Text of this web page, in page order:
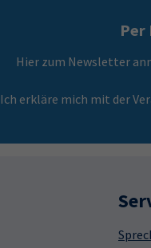
Per
Hier zum Newsletter
Ich erkläre mich mit der